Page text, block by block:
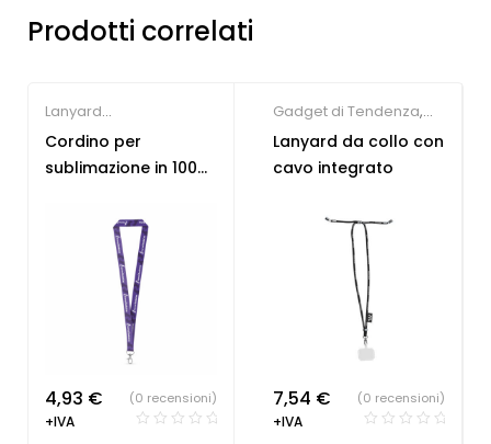
Prodotti correlati
Lanyard
personalizzabili
Cordino per
sublimazione in 100%
4,93 €
+IVA
(0 recensioni)
Gadget di Tendenza,
Gadget per congressi,
Lanyard
personalizzabili
Lanyard da collo con
cavo integrato
7,54 €
+IVA
(0 recensioni)